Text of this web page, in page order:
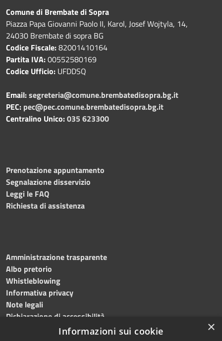
Comune di Brembate di Sopra
Piazza Papa Giovanni Paolo II, Karol, Josef Wojtyla, 14,
24030 Brembate di sopra BG
Codice Fiscale:82001410164
Partita IVA:00552580169
Codice Ufficio: UFDDSQ
Email:segreteria@comune.brembatedisopra.bg.it
PEC: pec@pec.comune.brembatedisopra.bg.it
Centralino Unico:035 623300
Prenotazione appuntamento
Segnalazione disservizio
Leggi le FAQ
Richiesta di assistenza
Amministrazione trasparente
Albo pretorio
Whistleblowing
Informativa privacy
Note legali
Dichiarazione di accessibilità
×
Informazioni sui cookie